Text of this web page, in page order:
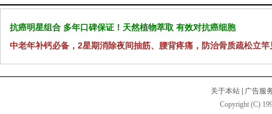
抗癌明星组合 多年口碑保证！天然植物萃取 有效对抗癌细胞
中老年补钙必备，2星期消除夜间抽筋、腰背疼痛，防治骨质疏松立竿
关于本站
广告服
Copyright (C)